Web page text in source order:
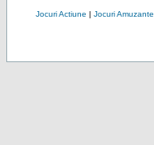
Jocuri Actiune | Jocuri Amuzante